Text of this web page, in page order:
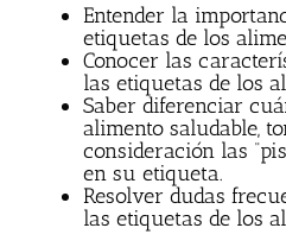
Entender la
etiquetas de los
Conocer las
las etiquetas de los
Saber diferenciar
alimento saludable,
consideración las
en su etiqueta.
Resolver dudas
las etiquetas de los